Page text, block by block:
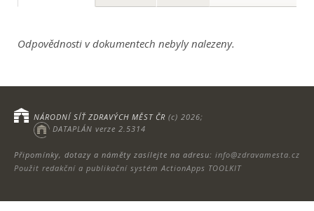
Odpovědnosti v dokumentech nebyly nalezeny.
Připomínky, dotazy a náměty zasílejte na adresu: info@zdravamesta.cz
Použit redakční a publikační systém ActionApps TOOLKIT
NÁRODNÍ SÍŤ ZDRAVÝCH MĚST ČR (c) 2026;
DATAPLÁN verze 2.5314